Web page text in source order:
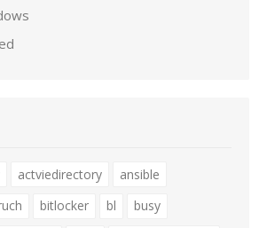
actviedirectory
ansible
bitlocker bl
busy